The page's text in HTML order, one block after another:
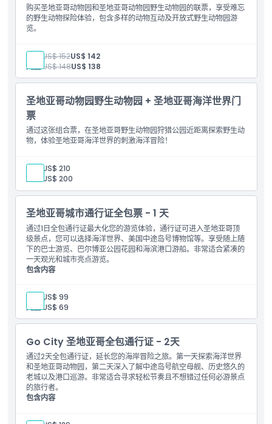
需要了解的事项
位置
如何兑换
购买圣地亚哥动物园和圣地亚哥动物园野生动物园的联票，享受难忘
的野生动物探险体验，包含多样的动物互动及开放式野生动物园游
览。
成人: US$ 152US$ 142
儿童:US$ 148US$ 138
圣地亚哥动物园野生动物园 + 圣地亚哥海洋世界门
票
通过这张组合票，在圣地亚哥野生动物园狩猎公园近距离探索野生动
物，体验圣地亚哥海洋世界的刺激海洋冒险！
成人: US$ 210
儿童: US$ 200
圣地亚哥城市通行证全包票 - 1 天
通过1日全包通行证最大化您的游览体验，通行证可进入圣地亚哥顶
级景点，您可以选择海洋世界、美国中途岛号博物馆等。享受随上随
下的巴士游览、巴尔博亚公园花园和海滨港口游船。非常适合紧凑的
一天观光和城市亮点游览。
包含内容
可进入：超过50个圣地亚哥活动
包含景点信息和使用说明的电子指南
成人: US$ 99
儿童:US$ 69
Go City 圣地亚哥全包通行证 - 2天
通过2天全包通行证，延长您的海岸冒险之旅。第一天探索海洋世界
和圣地亚哥动物园，第二天深入了解中途岛号航空母舰、历史悠久的
老城以及港口巡游。非常适合寻求轻松节奏且不想错过任何必游景点
的旅行者。
包含内容
可进入：50多个圣地亚哥活动